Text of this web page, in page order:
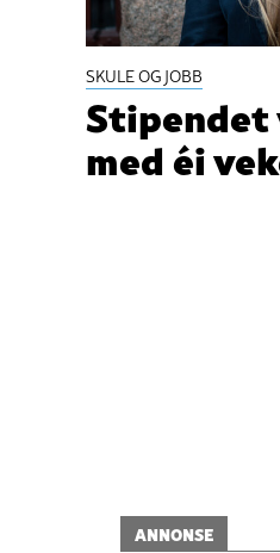
SKULE OG JOBB
med éi
ANNONSE